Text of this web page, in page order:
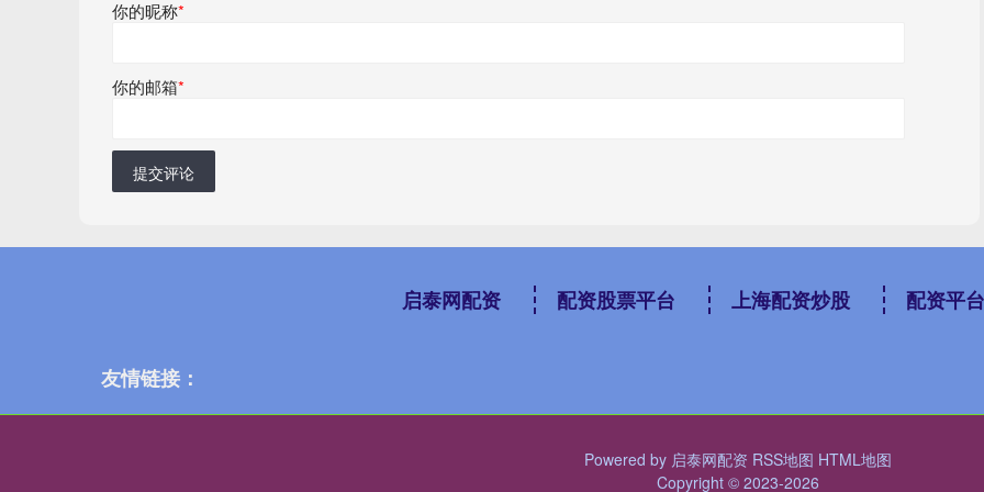
你的昵称*
你的邮箱*
提交评论
启泰网配资 配资股票平台 上海配资炒股 配资平
友情链接：
Powered by 启泰网配资 RSS地图 HTML地图
Copyright © 2023-2026